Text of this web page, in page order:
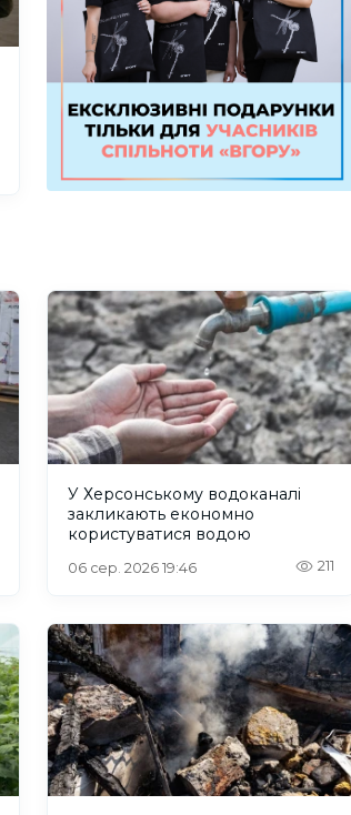
У Херсонському водоканалі
закликають економно
користуватися водою
06 сер. 2026 19:46 211